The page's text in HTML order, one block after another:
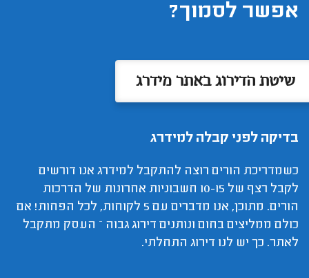
אפשר לסמוך?
שיטת הדירוג באתר מידרג
בדיקה לפני קבלה למידרג
כשמדריכת הורים רוצה להתקבל למידרג אנו דורשים
לקבל רצף של 10-15 חשבוניות אחרונות של הדרכות
הורים. מתוכן, אנו מדברים עם 5 לקוחות, לכל הפחות! אם
כולם ממליצים בחום ונותנים דירוג גבוה – העסק מתקבל
לאתר. כך יש לנו דירוג התחלתי.